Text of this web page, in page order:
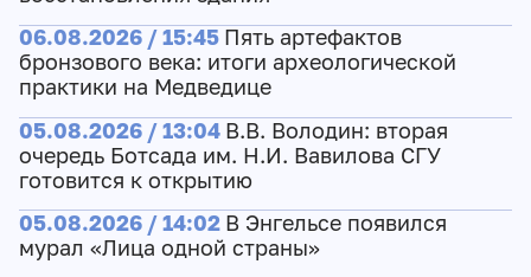
06.08.2026 / 15:45 Пять артефактов
бронзового века: итоги археологической
практики на Медведице
05.08.2026 / 13:04 В.В. Володин: вторая
очередь Ботсада им. Н.И. Вавилова СГУ
готовится к открытию
05.08.2026 / 14:02 В Энгельсе появился
мурал «Лица одной страны»